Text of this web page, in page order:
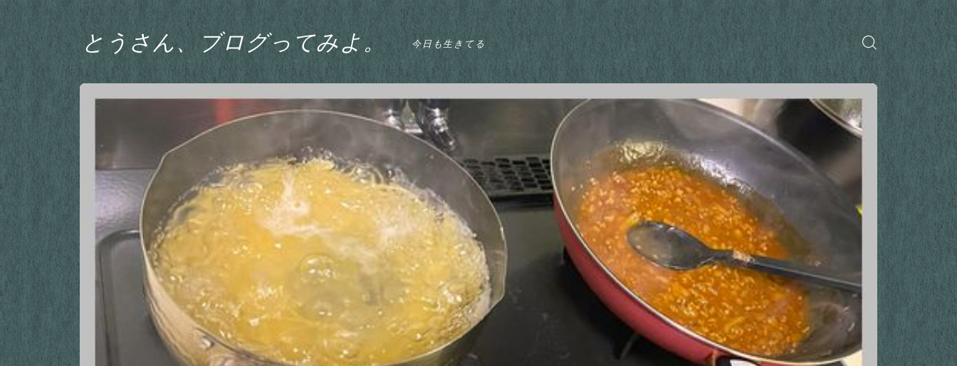
とうさん、ブログってみよ。 今日も生きてる